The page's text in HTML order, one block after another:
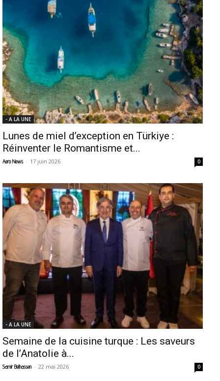
- A LA UNE
Lunes de miel d’exception en Türkiye :
Réinventer le Romantisme et...
Aero News - 17 juin 2026 0
- A LA UNE
Semaine de la cuisine turque : Les saveurs
de l’Anatolie à...
Samir Belhassen - 22 mai 2026 0